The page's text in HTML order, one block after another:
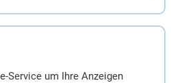
Service um Ihre Anzeigen